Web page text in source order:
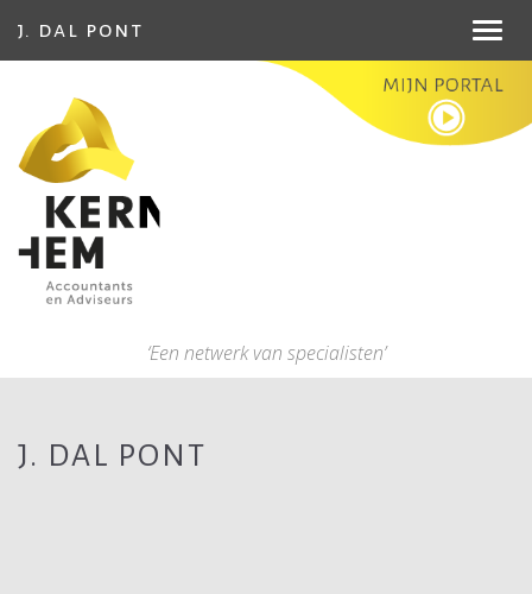
j. dal pont
‘Een netwerk van specialisten’
J. DAL PONT